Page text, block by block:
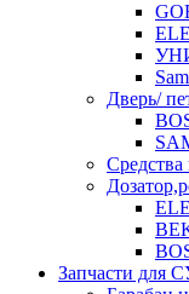
Дверь/
Средства
Запчасти